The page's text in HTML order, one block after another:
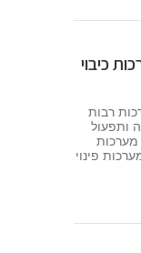
כיבוי
רבות
ותפעול
מערכות
פינוי